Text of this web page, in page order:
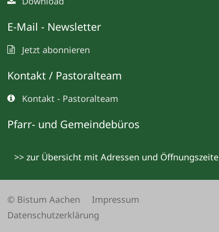
E-Mail - Newsletter
Jetzt abonnieren
Kontakt / Pastoralteam
Kontakt - Pastoralteam
Pfarr- und Gemeindebüros
>> zur Übersicht mit Adressen und
© Bistum Aachen
Impressum
Datenschutzerklärung